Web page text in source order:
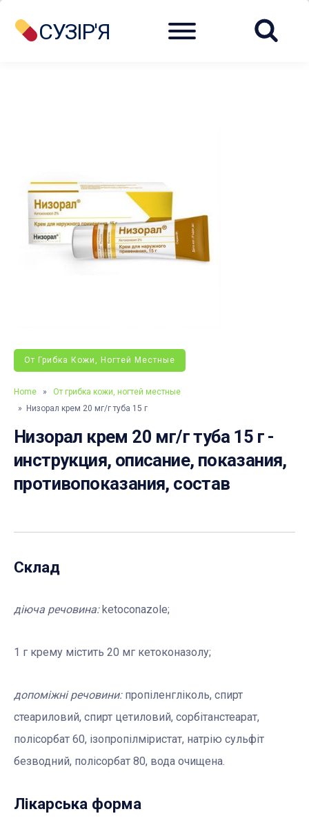
СУЗІР'Я Menu
От Грибка Кожи, Ногтей Местные
Home »
От грибка кожи, ногтей местные
» Низорал крем 20 мг/г туба 15 г
Низорал крем 20 мг/г туба 15 г -
инструкция, описание, показания,
противопоказания, состав
Склад
діюча речовина:ketoconazole;
1 г крему містить 20 мг кетоконазолу;
допоміжні речовини: пропіленгліколь, спирт
стеариловий, спирт цетиловий, сорбітанстеарат,
полісорбат 60, ізопропілміристат, натрію сульфіт
безводний, полісорбат 80, вода очищена.
Лікарська форма